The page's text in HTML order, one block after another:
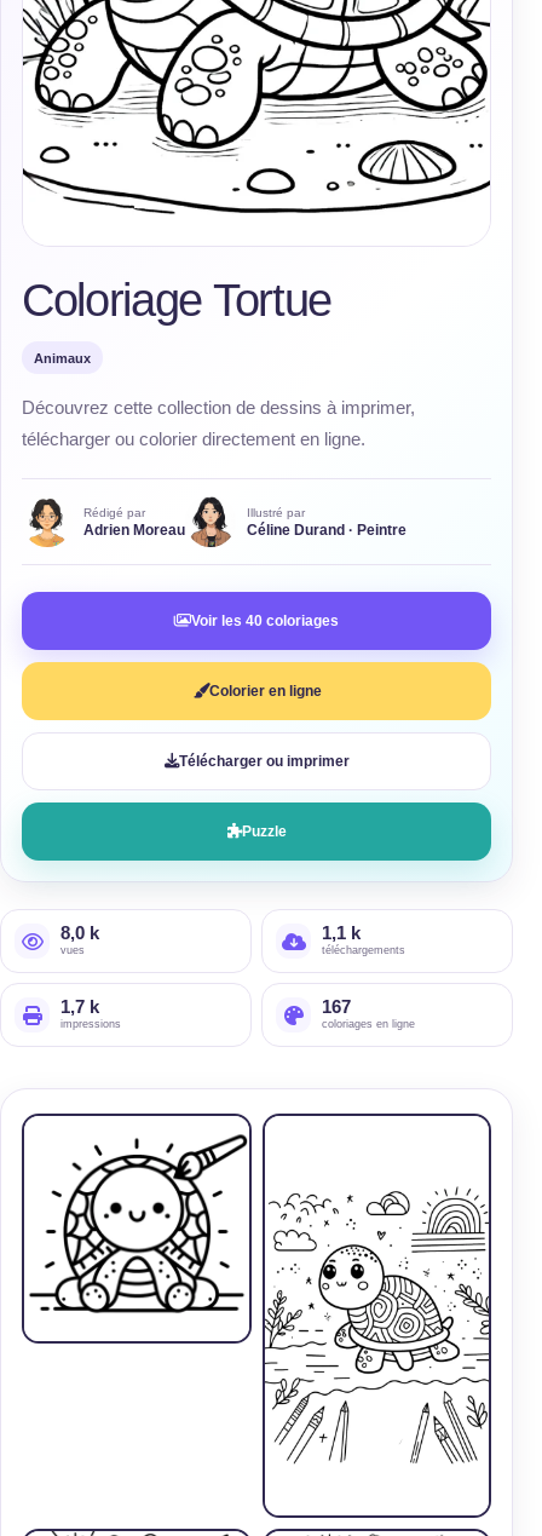
Coloriage Tortue
Animaux
Découvrez cette collection de dessins à imprimer,
télécharger ou colorier directement en ligne.
Rédigé par
Adrien Moreau
Illustré par
Céline Durand · Peintre
Voir les 40 coloriages
Colorier en ligne
Télécharger ou imprimer
Puzzle
8,0 k
vues
1,1 k
téléchargements
1,7 k
impressions
167
coloriages en ligne